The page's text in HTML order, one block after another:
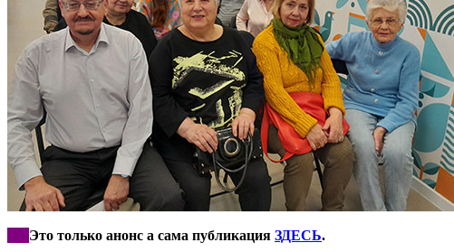
Это только анонс а сама публикация ЗДЕСЬ.